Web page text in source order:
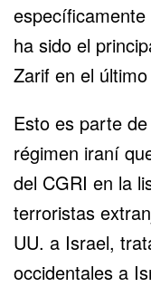
ha sido el
Zarif en el
Esto es parte
régimen iraní
del CGRI en la
terroristas
UU. a Israel,
occidentales a